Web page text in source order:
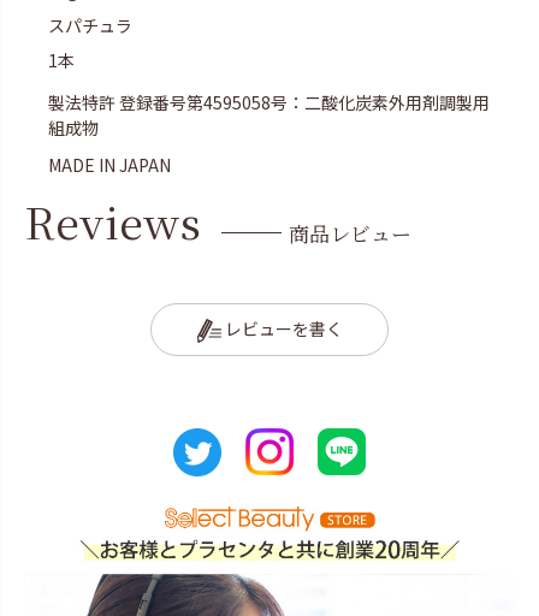
スパチュラ
1本
製法特許 登録番号第4595058号：二酸化炭素外用剤調製用
組成物
MADE IN JAPAN
Reviews 商品レビュー
レビューを書く